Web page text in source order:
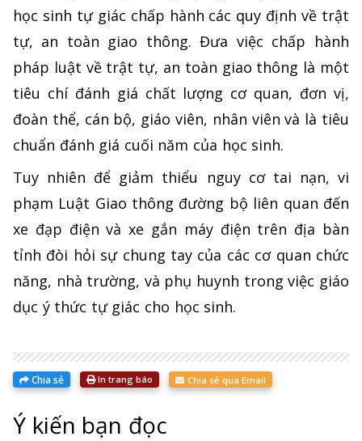
học sinh tự giác chấp hành các quy định về trật
tự, an toàn giao thông. Đưa việc chấp hành
pháp luật về trật tự, an toàn giao thông là một
tiêu chí đánh giá chất lượng cơ quan, đơn vị,
đoàn thể, cán bộ, giáo viên, nhân viên và là tiêu
chuẩn đánh giá cuối năm của học sinh.
Tuy nhiên để giảm thiểu nguy cơ tai nạn, vi
phạm Luật Giao thông đường bộ liên quan đến
xe đạp điện và xe gắn máy điện trên địa bàn
tỉnh đòi hỏi sự chung tay của các cơ quan chức
năng, nhà trường, và phụ huynh trong việc giáo
dục ý thức tự giác cho học sinh.
Chia sẻ In trang báo Chia sẻ qua Email
Ý kiến bạn đọc